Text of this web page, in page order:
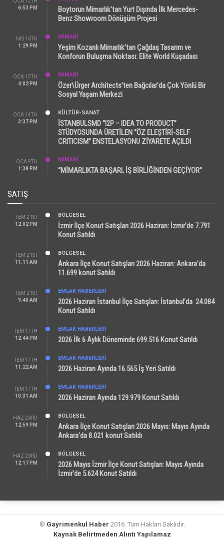
6:53 PM
Boytorun Mimarlık’tan Yurt Dışında İlk Mercedes-
Benz Showroom Dönüşüm Projesi
NIS 16TH
1:29 PM
MİMARİ
Yeşim Kozanlı Mimarlık’tan Çağdaş Tasarım ve
Konforun Buluşma Noktası: Elite World Kuşadası
OCA 15TH
4:02 PM
MİMARİ
Özer\Ürger Architects’ten Bağcılar’da Çok Yönlü Bir
Sosyal Yaşam Merkezi
OCA 14TH
3:37 PM
KÜLTÜR-SANAT
İSTANBULSMD “I2P – IDEA TO PRODUCT”
STÜDYOSUNDA ÜRETİLEN “ÖZ ELEŞTİRİ-SELF
CRITICISM” ENSTELASYONU ZİYARETE AÇILDI
OCA 9TH
1:38 PM
MİMARİ
“MİMARLIKTA BAŞARI, İŞ BİRLİĞİNDEN GEÇİYOR”
SATIŞ
TEM 21ST
12:02 PM
BÖLGESEL
İzmir İlçe Konut Satışları 2026 Haziran: İzmir’de 7.791
Konut Satıldı
TEM 21ST
11:11 AM
BÖLGESEL
Ankara İlçe Konut Satışları 2026 Haziran: Ankara’da
11.699 konut Satıldı
TEM 21ST
9:40 AM
EMLAK HABERLERI
2026 Haziran İstanbul İlçe Satışları: İstanbul’da 24.084
Konut Satıldı
TEM 17TH
12:44 PM
EMLAK HABERLERI
2026 İlk 6 Aylık Döneminde 699.516 Konut Satıldı
TEM 17TH
11:22 AM
EMLAK HABERLERI
2026 Haziran Ayında 16.565 İş Yeri Satıldı
TEM 17TH
10:31 AM
EMLAK HABERLERI
2026 Haziran Ayında 129.979 Konut Satıldı
HAZ 23RD
12:59 PM
BÖLGESEL
Ankara İlçe Konut Satışları 2026 Mayıs: Mayıs Ayında
Ankara’da 8.021 konut Satıldı
HAZ 23RD
12:17 PM
BÖLGESEL
2026 Mayıs İzmir İlçe Konut Satışları: Mayıs Ayında
İzmir’de 5.624 Konut Satıldı
© Gayrimenkul Haber 2016. Tüm Hakları Saklıdır.
Kaynak Belirtmeden Alıntı Yapılamaz